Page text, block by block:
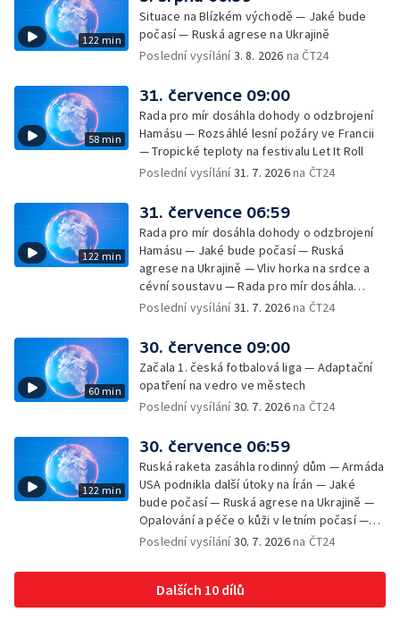
122 min
Situace na Blízkém východě — Jaké bude
počasí — Ruská agrese na Ukrajině
Poslední vysílání3. 8. 2026 na ČT24
58 min
31. července 09:00
Rada pro mír dosáhla dohody o odzbrojení
Hamásu — Rozsáhlé lesní požáry ve Francii
— Tropické teploty na festivalu Let It Roll
Poslední vysílání31. 7. 2026na ČT24
122 min
31. července 06:59
Rada pro mír dosáhla dohody o odzbrojení
Hamásu — Jaké bude počasí — Ruská
agrese na Ukrajině — Vliv horka na srdce a
cévní soustavu — Rada pro mír dosáhla
dohody o odzbrojení Hamásu — Dokument
začíná výplata superdávky — Tropické
teploty zatěžují i volně žijící zvířata
Poslední vysílání31. 7. 2026na ČT24
60 min
30. července 09:00
Začala 1. česká fotbalová liga — Adaptační
opatření na vedro ve městech
Poslední vysílání30. 7. 2026na ČT24
122 min
30. července 06:59
Ruská raketa zasáhla rodinný dům — Armáda
USA podnikla další útoky na Írán — Jaké
bude počasí — Ruská agrese na Ukrajině —
Opalování a péče o kůži v letním počasí —
Filmové premiéry — Komedie Dovolená v
na chování řidičů
Poslední vysílání30. 7. 2026na ČT24
Dalších 10 dílů